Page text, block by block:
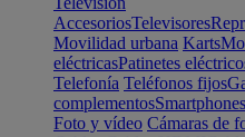
AccesoriosTelevisores
Movilidad urbana Karts
eléctricasPatinetes
Telefonía Teléfonos fijos
complementosSmartphones
Foto y vídeo Cámaras de